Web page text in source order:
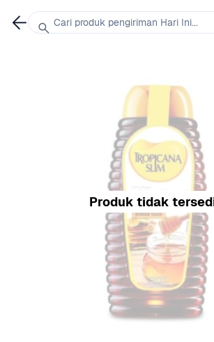
Produk tidak
Cari produk pengiriman Hari Ini...